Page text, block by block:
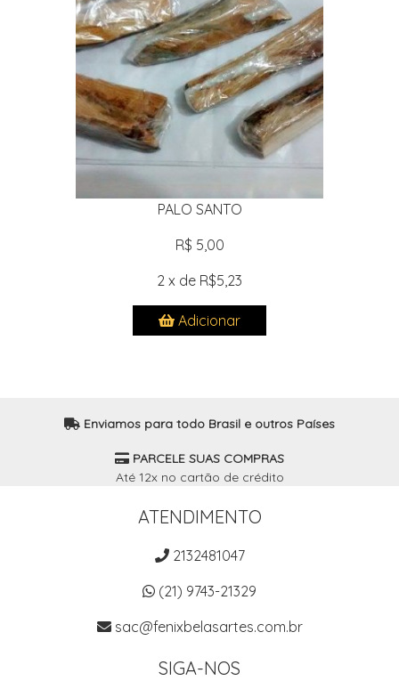
PALO SANTO
R$ 5,00
2 x de R$5,23
Adicionar
Enviamos para todo Brasil e outros Países
PARCELE SUAS COMPRAS
Até 12x no cartão de crédito
ATENDIMENTO
2132481047
(21) 9743-21329
sac@fenixbelasartes.com.br
SIGA-NOS